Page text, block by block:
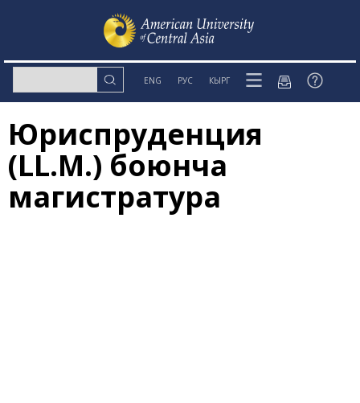
ENG РУС КЫРГ
Юриспруденция
(LL.M.) боюнча
магистратура